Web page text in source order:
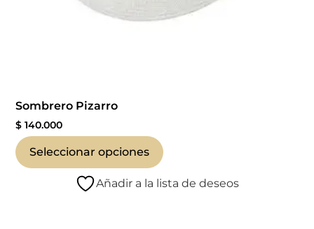
Sombrero Pizarro
$ 140.000
Seleccionar opciones
Añadir a la lista de deseos